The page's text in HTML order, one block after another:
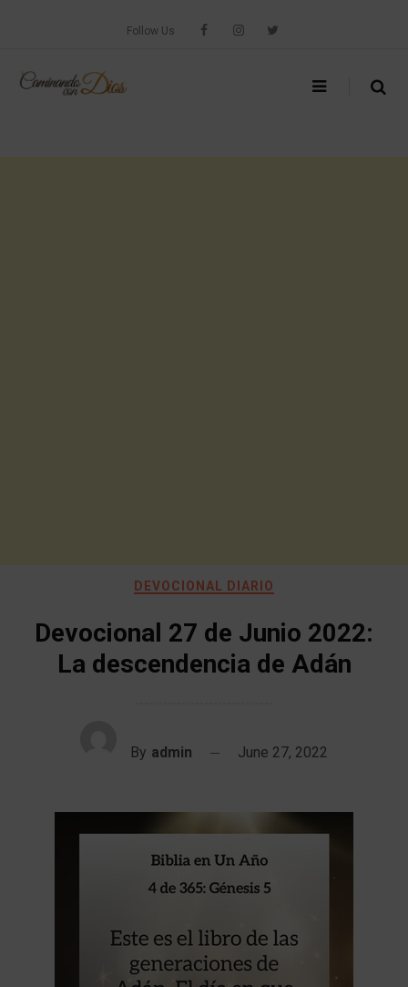
Follow Us
DEVOCIONAL DIARIO
Devocional 27 de Junio 2022:
La descendencia de Adán
By admin June 27, 2022